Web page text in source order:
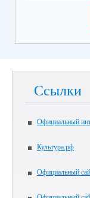
Ссылки
Официальный
Культура.рф
Официальный